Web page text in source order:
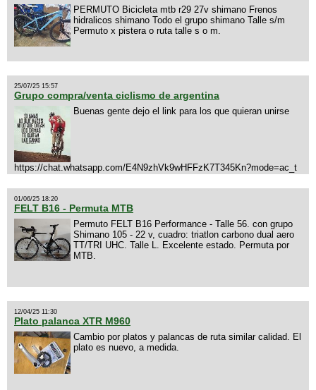
PERMUTO Bicicleta mtb r29 27v shimano Frenos
hidralicos shimano Todo el grupo shimano Talle s/m
Permuto x pistera o ruta talle s o m.
25/07/25 15:57
Grupo compra/venta ciclismo de argentina
Buenas gente dejo el link para los que quieran unirse
https://chat.whatsapp.com/E4N9zhVk9wHFFzK7T345Kn?mode=ac_t
01/06/25 18:20
FELT B16 - Permuta MTB
Permuto FELT B16 Performance - Talle 56. con grupo
Shimano 105 - 22 v, cuadro: triatlon carbono dual aero
TT/TRI UHC. Talle L. Excelente estado. Permuta por
MTB.
12/04/25 11:30
Plato palanca XTR M960
Cambio por platos y palancas de ruta similar calidad. El
plato es nuevo, a medida.